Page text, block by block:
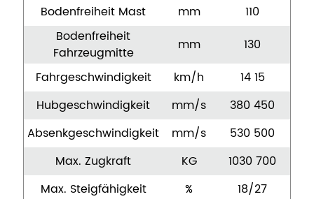
Bodenfreiheit Mast
mm
110
Bodenfreiheit
Fahrzeugmitte
mm
130
Fahrgeschwindigkeit
km/h
14 15
Hubgeschwindigkeit
mm/s
380 450
Absenkgeschwindigkeit
mm/s
530 500
Max. Zugkraft
KG
1030 700
Max. Steigfähigkeit
%
18/27